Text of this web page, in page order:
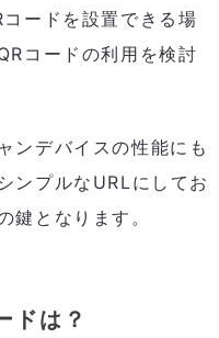
ードを設置できる場
コードの利用を検討
ンデバイスの性能にも
ンプルなURLにしてお
鍵となります。
ドは？